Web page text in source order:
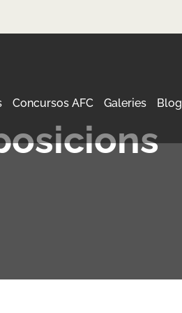
Concursos AFC Galeries Blog